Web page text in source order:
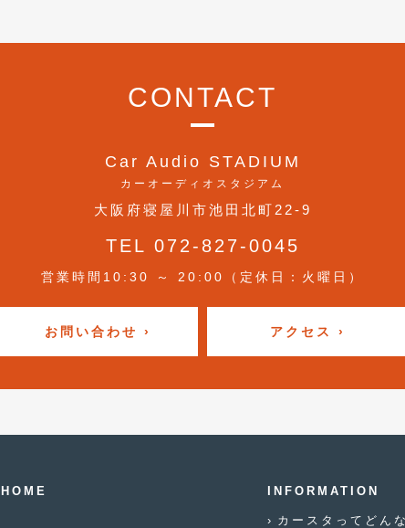
CONTACT
Car Audio STADIUM
カーオーディオスタジアム
大阪府寝屋川市池田北町22-9
TEL 072-827-0045
営業時間10:30 ～ 20:00（定休日：火曜日）
お問い合わせ › アクセス ›
HOME INFORMATION
カースタってどん